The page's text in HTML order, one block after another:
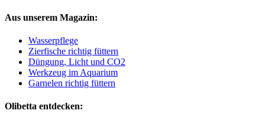
Aus unserem Magazin:
Wasserpflege
Zierfische richtig füttern
Düngung, Licht und CO2
Werkzeug im Aquarium
Garnelen richtig füttern
Olibetta entdecken: